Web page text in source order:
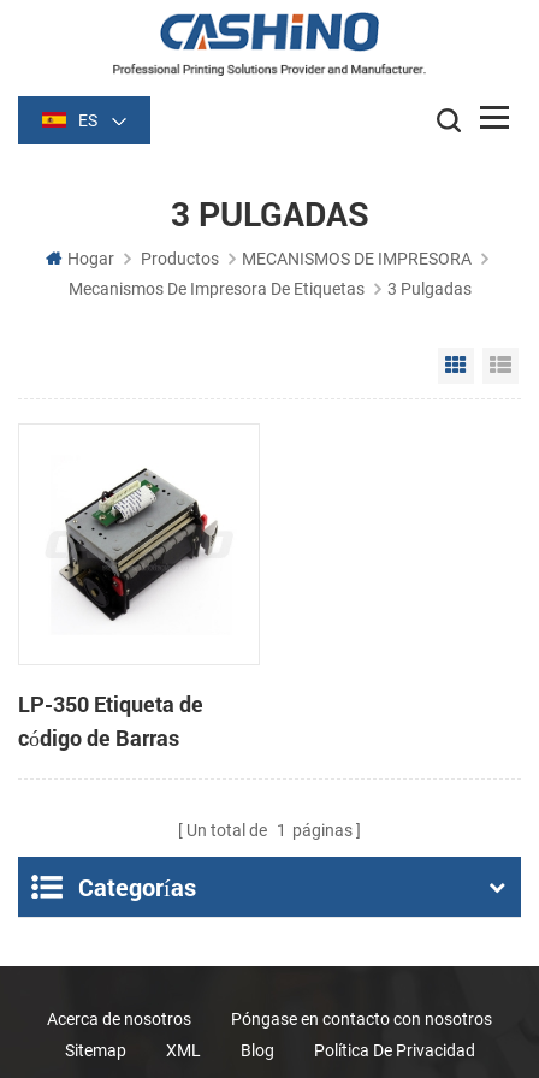
ES
3 PULGADAS
Hogar Productos
MECANISMOS DE IMPRESORA
Mecanismos De Impresora De Etiquetas
3 Pulgadas
Grid
LP-350 Etiqueta de
código de Barras
Un total de 1 páginas
Categorías
Acerca de nosotros
Póngase en contacto con nosotros
Sitemap
XML Blog Política De Privacidad